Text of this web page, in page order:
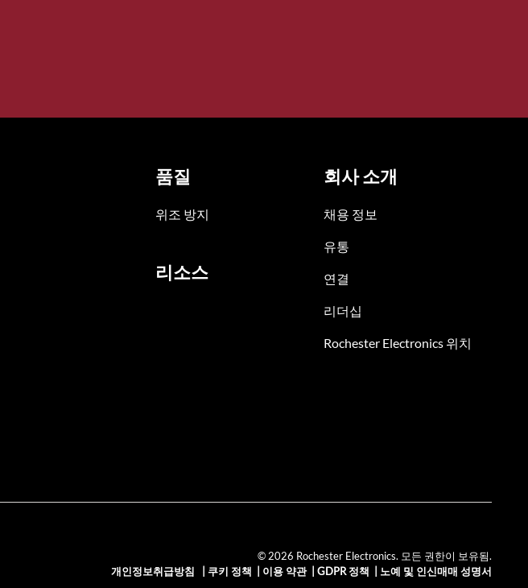
품질
위조 방지
리소스
회사 소개
채용 정보
유통
연결
리더십
Rochester Electronics 위치
© 2026 Rochester Electronics. 모든 권한이 보유됨.
개인정보취급방침
쿠키 정책 이용 약관| GDPR 정책 노예 및 인신매매 성명서